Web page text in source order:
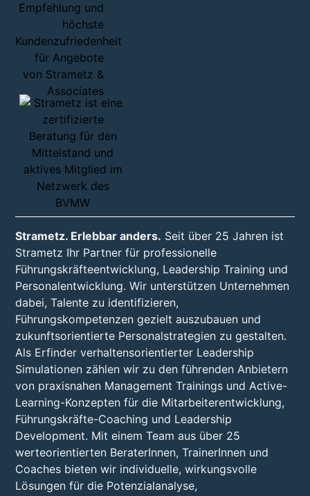
Strametz. Erlebbar anders. Seit über 25 Jahren ist
Strametz Ihr Partner für professionelle
Führungskräfteentwicklung, Leadership Training und
Personalentwicklung. Wir unterstützen Unternehmen
dabei, Talente zu identifizieren,
Führungskompetenzen gezielt auszubauen und
zukunftsorientierte Personalstrategien zu gestalten.
Als Erfinder verhaltensorientierter Leadership
Simulationen zählen wir zu den führenden Anbietern
von praxisnahen Management Trainings und Active-
Learning-Konzepten für die Mitarbeiterentwicklung,
Führungskräfte-Coaching und Leadership
Development. Mit einem Team aus über 25
werteorientierten BeraterInnen, TrainerInnen und
Coaches bieten wir individuelle, wirkungsvolle
Lösungen für die Potenzialanalyse,